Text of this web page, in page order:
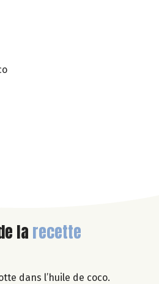
larecette
dans l’huile de coco.